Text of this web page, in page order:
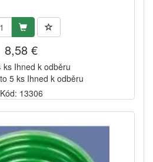
8,58 €
ks Ihned k odběru
5 ks Ihned k odběru
Kód: 13306